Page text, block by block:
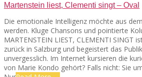
THE
CHEAP
Martenstein liest, Clementi singt – Oval
Die emotionale Intelligenz möchte aus
werden. Kluge Chansons und pointierte
MARTENSTEIN LIEST, CLEMENTI SINGT
zurück in Salzburg und begeistert das
unvergesslich. Im Internet kursieren die
von Marie Kondo gehört? Falls nicht: Sie